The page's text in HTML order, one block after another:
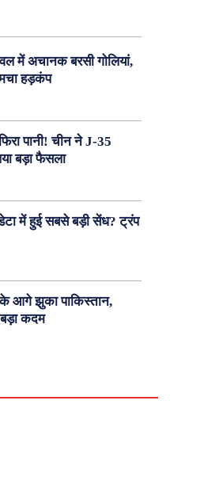
में अचानक बरसी गोलियां,
हड़कंप
पानी! चीन ने J-35
बड़ा फैसला
में हुई सबसे बड़ी सेंध? ट्रंप
के आगे झुका पाकिस्तान,
कदम